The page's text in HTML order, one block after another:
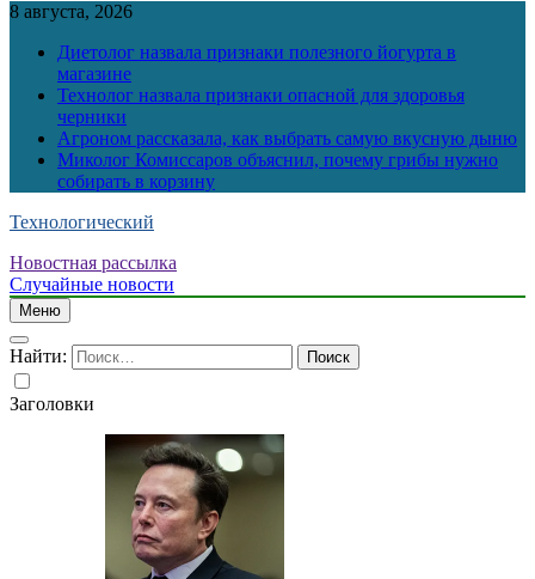
8 августа, 2026
Диетолог назвала признаки полезного йогурта в
магазине
Технолог назвала признаки опасной для здоровья
черники
Агроном рассказала, как выбрать самую вкусную дыню
Миколог Комиссаров объяснил, почему грибы нужно
собирать в корзину
Технологический
Новостная рассылка
Случайные новости
Меню
Найти:
Заголовки